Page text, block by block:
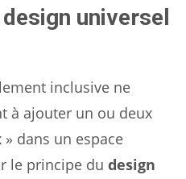
design universel
inclusive ne
à ajouter un ou deux
dans un espace
le principe du design